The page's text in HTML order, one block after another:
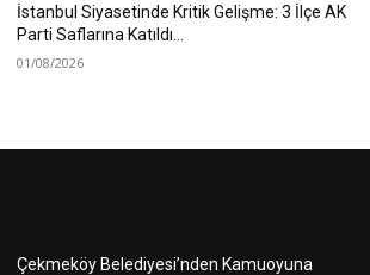
İstanbul Siyasetinde Kritik Gelişme: 3 İlçe AK
Parti Saflarına Katıldı…
01/08/2026
Çekmeköy Belediyesi’nden Kamuoyuna